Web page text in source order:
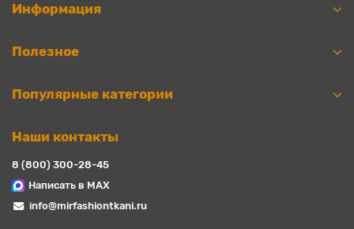
Информация
Полезное
Популярные категории
Наши контакты
8 (800) 300-28-45
Написать в MAX
info@mirfashiontkani.ru